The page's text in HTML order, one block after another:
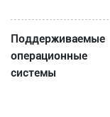
Поддерживаемые
операционные
системы